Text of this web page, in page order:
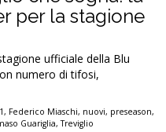
per la stagione
ufficiale della Blu
numero di tifosi,
, Federico Miaschi, nuovi, preseason,
Guariglia,Treviglio